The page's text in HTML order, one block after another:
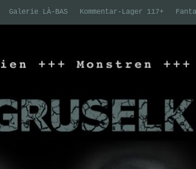
Galerie LÀ-BAS Kommentar-Lager 117+